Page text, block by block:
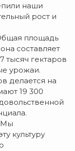
наши
рост и
площадь
составляет
тысяч гектаров
урожаи.
делается на
19 300
Мы
культуру